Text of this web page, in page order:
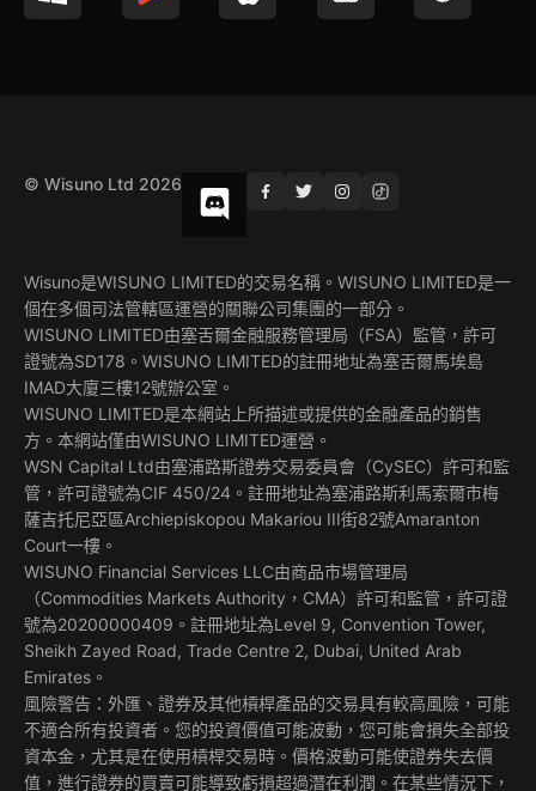
© Wisuno Ltd 2026
Wisuno是WISUNO LIMITED的交易名稱。WISUNO LIMITED是一
個在多個司法管轄區運營的關聯公司集團的一部分。
WISUNO LIMITED由塞舌爾金融服務管理局（FSA）監管，許可
證號為SD178。WISUNO LIMITED的註冊地址為塞舌爾馬埃島
IMAD大廈三樓12號辦公室。
WISUNO LIMITED是本網站上所描述或提供的金融產品的銷售
方。本網站僅由WISUNO LIMITED運營。
WSN Capital Ltd由塞浦路斯證券交易委員會（CySEC）許可和監
管，許可證號為CIF 450/24。註冊地址為塞浦路斯利馬索爾市梅
薩吉托尼亞區Archiepiskopou Makariou III街82號Amaranton
Court一樓。
WISUNO Financial Services LLC由商品市場管理局
（Commodities Markets Authority，CMA）許可和監管，許可證
號為20200000409。註冊地址為Level 9, Convention Tower,
Sheikh Zayed Road, Trade Centre 2, Dubai, United Arab
Emirates。
風險警告：外匯、證券及其他槓桿產品的交易具有較高風險，可能
不適合所有投資者。您的投資價值可能波動，您可能會損失全部投
資本金，尤其是在使用槓桿交易時。價格波動可能使證券失去價
值，進行證券的買賣可能導致虧損超過潛在利潤。在某些情況下，